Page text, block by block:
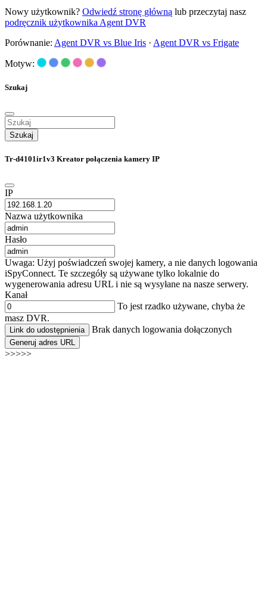
Nowy użytkownik? Odwiedź stronę główną lub przeczytaj nasz
podręcznik użytkownika Agent DVR
Porównanie: Agent DVR vs Blue Iris · Agent DVR vs Frigate
Motyw:
Szukaj
Szukaj
Tr-d4101ir1v3 Kreator połączenia kamery IP
IP
Nazwa użytkownika
Hasło
Uwaga: Użyj poświadczeń swojej kamery, a nie danych logowania
iSpyConnect. Te szczegóły są używane tylko lokalnie do
wygenerowania adresu URL i nie są wysyłane na nasze serwery.
Kanał
To jest rzadko używane, chyba że
masz DVR.
Link do udostępnienia Brak danych logowania dołączonych
Generuj adres URL
>>>>>